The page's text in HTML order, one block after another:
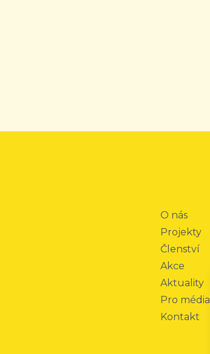
O nás
Projekty
Členství
Akce
Aktuality
Pro média
Kontakt